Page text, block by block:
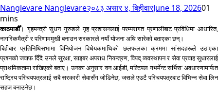
Nanglevare Nanglevare२०८३ असार ४, बिहीवारJune 18, 202601
mins
काठमाडौँ। गृहमन्त्री सुधन गुरुङले गृह प्रशासनलाई परम्परागत प्रणालीबाट प्रविधिमा आधारित,
नागरिकमैत्री र परिणाममुखी बनाउन सरकारले नयाँ योजना अघि सारेको बताएका छन्।
बिहीबार प्रतिनिधिसभामा विनियोजन विधेयकमाथिको छलफलका क्रममा सांसदहरूले उठाएका
प्रश्नको जवाफ दिँदै उनले सुरक्षा, साइबर अपराध नियन्त्रण, विपद् व्यवस्थापन र सेवा प्रवाह सुधारलाई
प्राथमिकतामा राखिएको बताए। उनका अनुसार ‘वन आईडी, मल्टिपल गभर्मेन्ट सर्भिस’ अवधारणामार्फत
राष्ट्रिय परिचयपत्रलाई सबै सरकारी सेवासँग जोडिनेछ, जसले एउटै परिचयपत्रबाट विभिन्न सेवा लिन
सहज बनाउनेछ।